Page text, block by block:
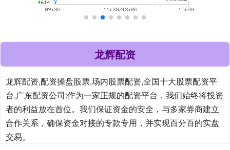
龙辉配资
龙辉配资,配资操盘股票,场内股票配资,全国十大股票配资平
台,广东配资公司:作为一家正规的配资平台，我们始终将投资
者的利益放在首位。我们保证资金的安全，与多家券商建立
合作关系，确保资金对接的专款专用，并实现百分百的实盘
交易。